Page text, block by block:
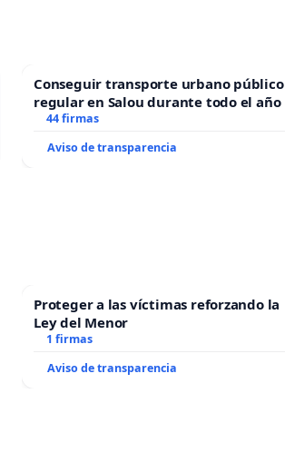
Conseguir transporte urbano público
regular en Salou durante todo el año
44 firmas
Aviso de transparencia
Proteger a las víctimas reforzando la
Ley del Menor
1 firmas
Aviso de transparencia